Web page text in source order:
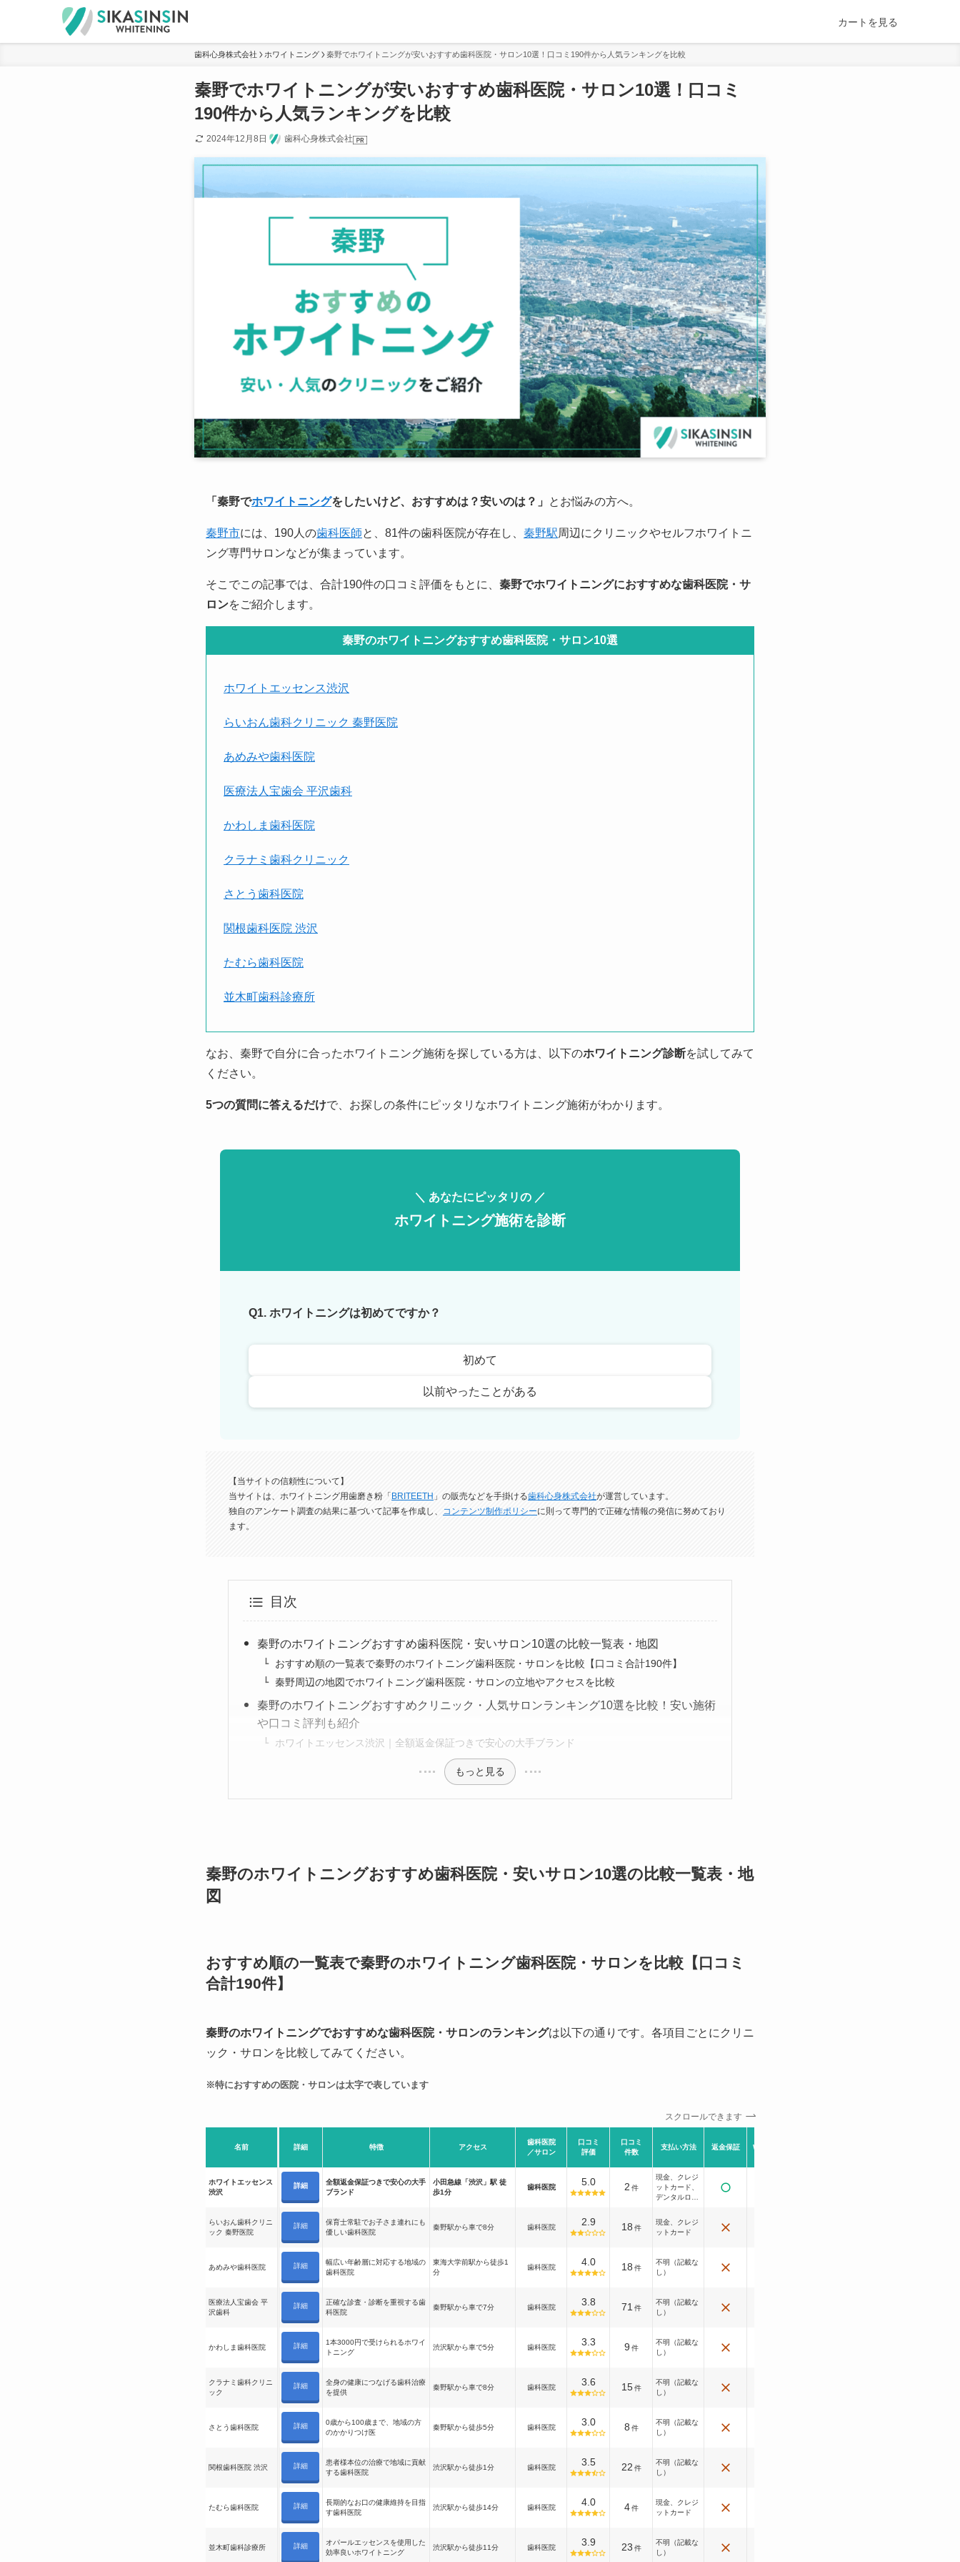
カートを見る
歯科心身株式会社 ホワイトニング 秦野でホワイトニングが安いおすすめ歯科医院・サロン10選！口コミ190件から人気ランキングを比較
秦野でホワイトニングが安いおすすめ歯科医院・サロン10選！口コミ
190件から人気ランキングを比較
2024年12月8日 歯科心身株式会社
「秦野でホワイトニングをしたいけど、おすすめは？安いのは？」 とお悩みの方へ。
秦野市には、190人の歯科医師と、81件の歯科医院が存在し、 秦野駅周辺にクリニックやセルフホワイトニ
ング専門サロンなどが集まっています。
そこでこの記事では、合計190件の口コミ評価をもとに、 秦野でホワイトニングにおすすめな歯科医院・サ
ロンをご紹介します。
秦野のホワイトニングおすすめ歯科医院・サロン10選
ホワイトエッセンス渋沢
らいおん歯科クリニック 秦野医院
あめみや歯科医院
医療法人宝歯会 平沢歯科
かわしま歯科医院
クラナミ歯科クリニック
さとう歯科医院
関根歯科医院 渋沢
たむら歯科医院
並木町歯科診療所
なお、秦野で自分に合ったホワイトニング施術を探している方は、以下のホワイトニング診断を試してみて
ください。
5つの質問に答えるだけで、お探しの条件にピッタリなホワイトニング施術がわかります。
＼ あなたにピッタリの ／
ホワイトニング施術を診断
Q1. ホワイトニングは初めてですか？
初めて
以前やったことがある
【当サイトの信頼性について】
当サイトは、ホワイトニング用歯磨き粉「 BRITEETH 」の販売などを手掛ける歯科心身株式会社が運営しています。
独自のアンケート調査の結果に基づいて記事を作成し、 コンテンツ制作ポリシーに則って専門的で正確な情報の発信に努めており
ます。
目次
秦野のホワイトニングおすすめ歯科医院・安いサロン10選の比較一覧表・地図
おすすめ順の一覧表で秦野のホワイトニング歯科医院・サロンを比較【口コミ合計190件】
秦野周辺の地図でホワイトニング歯科医院・サロンの立地やアクセスを比較
秦野のホワイトニングおすすめクリニック・人気サロンランキング10選を比較！安い施術
や口コミ評判も紹介
ホワイトエッセンス渋沢｜全額返金保証つきで安心の大手ブランド
もっと見る
秦野のホワイトニングおすすめ歯科医院・安いサロン10選の比較一覧表・地
図
おすすめ順の一覧表で秦野のホワイトニング歯科医院・サロンを比較【口コミ
合計190件】
秦野のホワイトニングでおすすめな歯科医院・サロンのランキングは以下の通りです。各項目ごとにクリニ
ック・サロンを比較してみてください。
※特におすすめの医院・サロンは太字で表しています
スクロールできます
名前 詳細 特徴 アクセス
歯科医院
／サロン
口コミ
評価
口コミ
件数
支払い方法 返金保証 WEB予約
ホワイトエッセンス
渋沢
詳細
全額返金保証つきで安心の大手
ブランド
小田急線「渋沢」駅 徒
歩1分
歯科医院 5.0 2 件
現金、クレジ
ットカード、
デンタルロー
らいおん歯科クリニ
ック 秦野医院
詳細
保育士常駐でお子さま連れにも
優しい歯科医院
秦野駅から車で8分 歯科医院 2.9 18 件
現金、クレジ
ットカード
あめみや歯科医院 詳細
幅広い年齢層に対応する地域の
歯科医院
東海大学前駅から徒歩1
分
歯科医院 4.0 18 件
不明（記載な
し）
医療法人宝歯会 平
沢歯科
詳細
正確な診査・診断を重視する歯
科医院
秦野駅から車で7分 歯科医院 3.8 71 件
不明（記載な
し）
かわしま歯科医院 詳細
1本3000円で受けられるホワイ
トニング
渋沢駅から車で5分 歯科医院 3.3 9 件
不明（記載な
し）
クラナミ歯科クリニ
ック
詳細
全身の健康につなげる歯科治療
を提供
秦野駅から車で8分 歯科医院 3.6 15 件
不明（記載な
し）
さとう歯科医院 詳細
0歳から100歳まで、地域の方
のかかりつけ医
秦野駅から徒歩5分 歯科医院 3.0 8 件
不明（記載な
し）
関根歯科医院 渋沢 詳細
患者様本位の治療で地域に貢献
する歯科医院
渋沢駅から徒歩1分 歯科医院 3.5 22 件
不明（記載な
し）
たむら歯科医院 詳細
長期的なお口の健康維持を目指
す歯科医院
渋沢駅から徒歩14分 歯科医院 4.0 4 件
現金、クレジ
ットカード
並木町歯科診療所 詳細
オパールエッセンスを使用した
効率良いホワイトニング
渋沢駅から徒歩11分 歯科医院 3.9 23 件
不明（記載な
し）